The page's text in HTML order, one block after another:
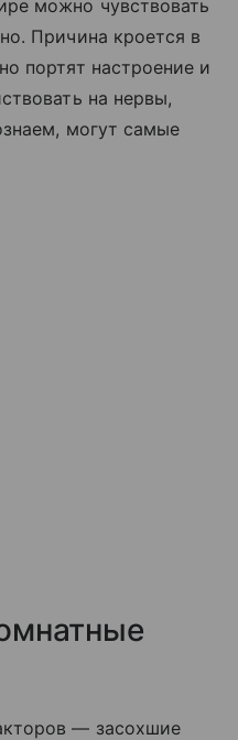
можно чувствовать
Причина кроется в
портят настроение и
на нервы,
могут самые
— засохшие